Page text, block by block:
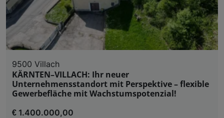
9500 Villach
KÄRNTEN–VILLACH: Ihr neuer
Unternehmensstandort mit Perspektive – flexible
Gewerbefläche mit Wachstumspotenzial!
€ 1.400.000,00